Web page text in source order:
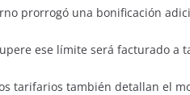
prorrogó una bonificación
ese límite será facturado a
tarifarios también detallan el